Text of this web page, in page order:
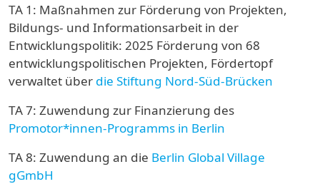
TA 1: Maßnahmen zur Förderung von Projekten,
Bildungs- und Informationsarbeit in der
Entwicklungspolitik: 2025 Förderung von 68
entwicklungspolitischen Projekten, Fördertopf
verwaltet über die Stiftung Nord-Süd-Brücken
TA 7: Zuwendung zur Finanzierung des
Promotor*innen-Programms in Berlin
TA 8: Zuwendung an die Berlin Global Village
gGmbH